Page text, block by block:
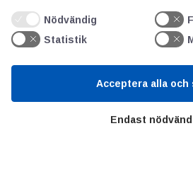
AOTI
Om oss
Priser
GDPR
Nödvändig
Statistik
Endast
Acceptera alla och